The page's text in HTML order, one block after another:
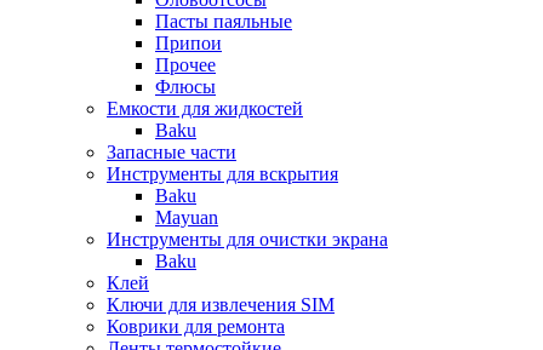
Пасты паяльные
Припои
Прочее
Флюсы
Емкости для жидкостей
Baku
Запасные части
Инструменты для вскрытия
Baku
Mayuan
Инструменты для очистки экрана
Baku
Клей
Ключи для извлечения SIM
Коврики для ремонта